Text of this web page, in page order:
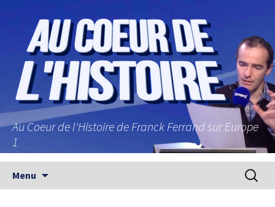
Au Coeur de l'Histoire de Franck Ferrand sur Europe
1
Menu